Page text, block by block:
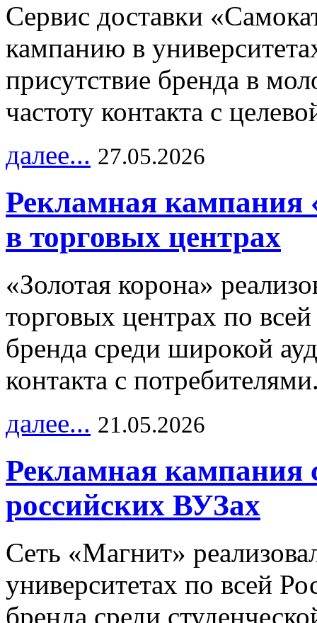
Сервис доставки
кампанию в
присутствие бренда в
частоту контакта с
далее... 27.05.2026
Рекламная кампания
в торговых центрах
«Золотая корона»
торговых центрах по
бренда среди широкой
контакта с
далее... 21.05.2026
Рекламная кампания
российских ВУЗах
Сеть «Магнит»
университетах по всей
бренда среди